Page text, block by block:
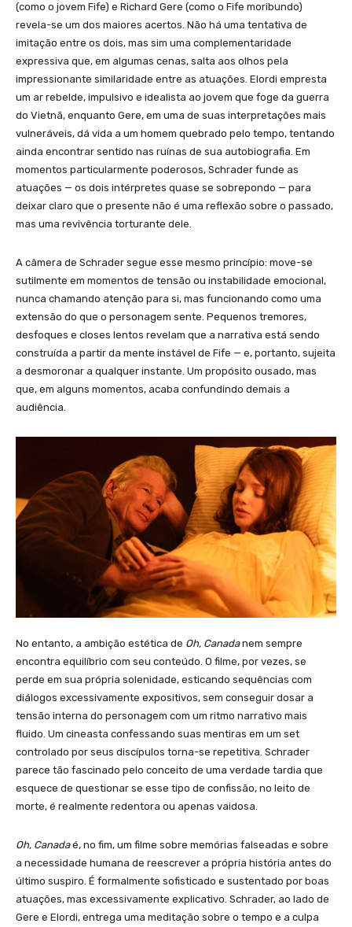
(como o jovem Fife) e Richard Gere (como o Fife moribundo)
revela-se um dos maiores acertos. Não há uma tentativa de
imitação entre os dois, mas sim uma complementaridade
expressiva que, em algumas cenas, salta aos olhos pela
impressionante similaridade entre as atuações. Elordi empresta
um ar rebelde, impulsivo e idealista ao jovem que foge da guerra
do Vietnã, enquanto Gere, em uma de suas interpretações mais
vulneráveis, dá vida a um homem quebrado pelo tempo, tentando
ainda encontrar sentido nas ruínas de sua autobiografia. Em
momentos particularmente poderosos, Schrader funde as
atuações — os dois intérpretes quase se sobrepondo — para
deixar claro que o presente não é uma reflexão sobre o passado,
mas uma revivência torturante dele.
A câmera de Schrader segue esse mesmo princípio: move-se
sutilmente em momentos de tensão ou instabilidade emocional,
nunca chamando atenção para si, mas funcionando como uma
extensão do que o personagem sente. Pequenos tremores,
desfoques e closes lentos revelam que a narrativa está sendo
construída a partir da mente instável de Fife — e, portanto, sujeita
a desmoronar a qualquer instante. Um propósito ousado, mas
que, em alguns momentos, acaba confundindo demais a
audiência.
No entanto, a ambição estética de Oh, Canadanem sempre
encontra equilíbrio com seu conteúdo. O filme, por vezes, se
perde em sua própria solenidade, esticando sequências com
diálogos excessivamente expositivos, sem conseguir dosar a
tensão interna do personagem com um ritmo narrativo mais
fluido. Um cineasta confessando suas mentiras em um set
controlado por seus discípulos torna-se repetitiva. Schrader
parece tão fascinado pelo conceito de uma verdade tardia que
esquece de questionar se esse tipo de confissão, no leito de
morte, é realmente redentora ou apenas vaidosa.
Oh, Canadaé, no fim, um filme sobre memórias falseadas e sobre
a necessidade humana de reescrever a própria história antes do
último suspiro. É formalmente sofisticado e sustentado por boas
atuações, mas excessivamente explicativo. Schrader, ao lado de
Gere e Elordi, entrega uma meditação sobre o tempo e a culpa